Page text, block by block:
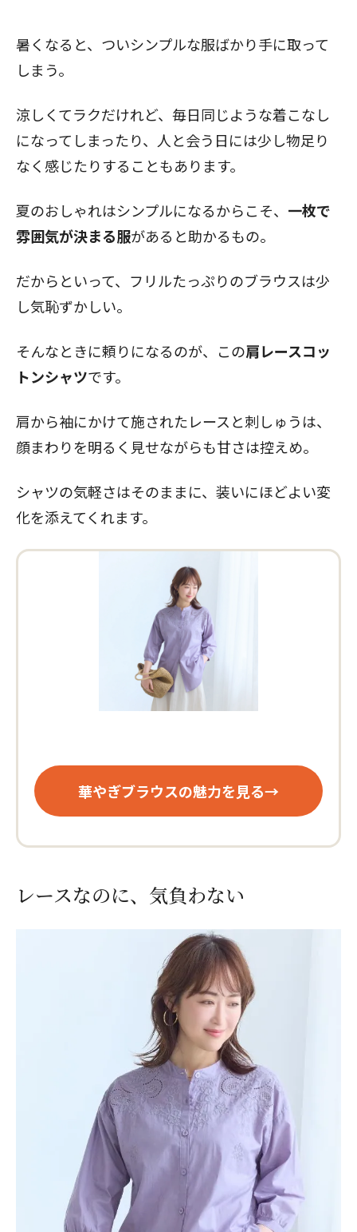
暑くなると、ついシンプルな服ばかり手に取って
しまう。
涼しくてラクだけれど、毎日同じような着こなし
になってしまったり、人と会う日には少し物足り
なく感じたりすることもあります。
夏のおしゃれはシンプルになるからこそ、 一枚で
雰囲気が決まる服があると助かるもの。
だからといって、フリルたっぷりのブラウスは少
し気恥ずかしい。
そんなときに頼りになるのが、この肩レースコッ
トンシャツです。
肩から袖にかけて施されたレースと刺しゅうは、
顔まわりを明るく見せながらも甘さは控えめ。
シャツの気軽さはそのままに、装いにほどよい変
化を添えてくれます。
華やぎブラウスの魅力を見る→
レースなのに、気負わない